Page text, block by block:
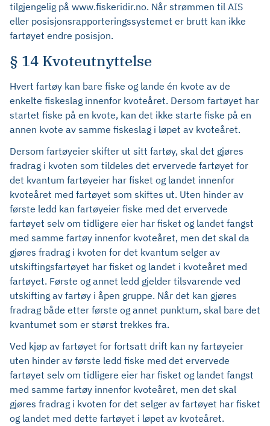
tilgjengelig på www.fiskeridir.no. Når strømmen til AIS
eller posisjonsrapporteringssystemet er brutt kan ikke
fartøyet endre posisjon.
§ 14 Kvoteutnyttelse
Hvert fartøy kan bare fiske og lande én kvote av de
enkelte fiskeslag innenfor kvoteåret. Dersom fartøyet har
startet fiske på en kvote, kan det ikke starte fiske på en
annen kvote av samme fiskeslag i løpet av kvoteåret.
Dersom fartøyeier skifter ut sitt fartøy, skal det gjøres
fradrag i kvoten som tildeles det ervervede fartøyet for
det kvantum fartøyeier har fisket og landet innenfor
kvoteåret med fartøyet som skiftes ut. Uten hinder av
første ledd kan fartøyeier fiske med det ervervede
fartøyet selv om tidligere eier har fisket og landet fangst
med samme fartøy innenfor kvoteåret, men det skal da
gjøres fradrag i kvoten for det kvantum selger av
utskiftingsfartøyet har fisket og landet i kvoteåret med
fartøyet. Første og annet ledd gjelder tilsvarende ved
utskifting av fartøy i åpen gruppe. Når det kan gjøres
fradrag både etter første og annet punktum, skal bare det
kvantumet som er størst trekkes fra.
Ved kjøp av fartøyet for fortsatt drift kan ny fartøyeier
uten hinder av første ledd fiske med det ervervede
fartøyet selv om tidligere eier har fisket og landet fangst
med samme fartøy innenfor kvoteåret, men det skal
gjøres fradrag i kvoten for det selger av fartøyet har fisket
og landet med dette fartøyet i løpet av kvoteåret.